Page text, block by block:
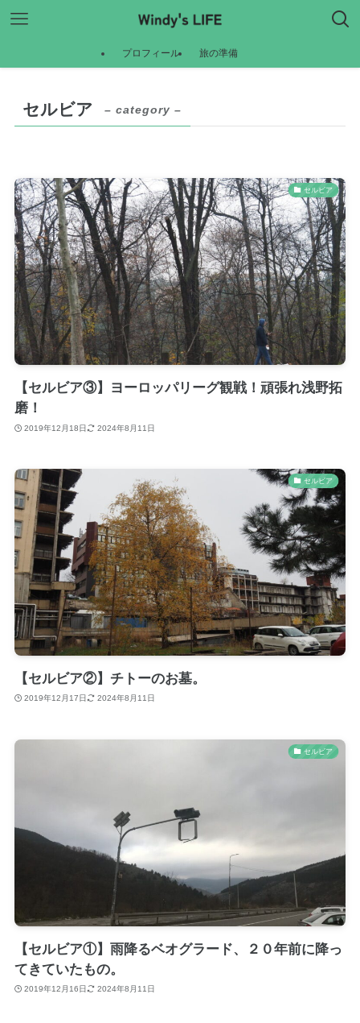
プロフィール 旅の準備
セルビア – category –
セルビア
【セルビア③】ヨーロッパリーグ観戦！頑張れ浅野拓
磨！
2019年12月18日 2024年8月11日
セルビア
【セルビア②】チトーのお墓。
2019年12月17日 2024年8月11日
セルビア
【セルビア①】雨降るベオグラード、２０年前に降っ
てきていたもの。
2019年12月16日 2024年8月11日